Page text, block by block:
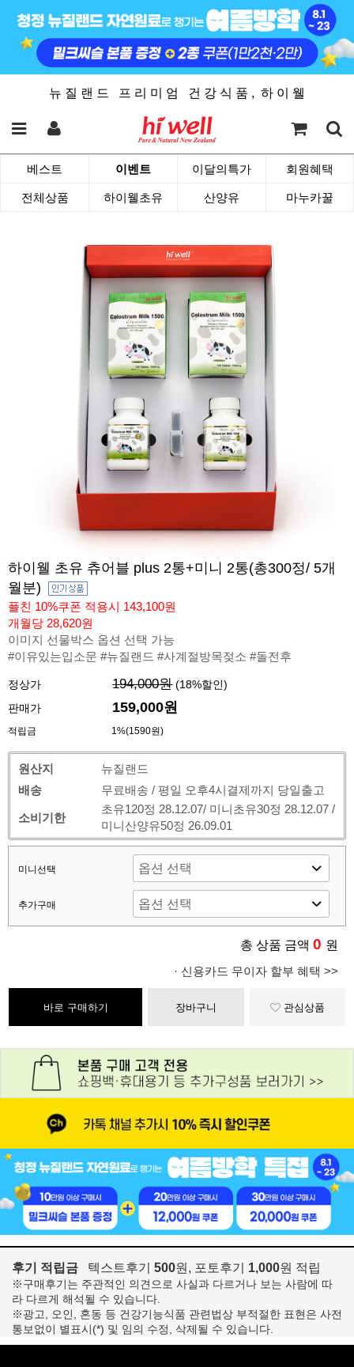
뉴 질 랜 드 프 리 미 엄 건 강 식 품 , 하 이 웰
베스트 이벤트 이달의특가 회원혜택
전체상품 하이웰초유 산양유 마누카꿀
하이웰 초유 츄어블 plus 2통+미니 2통(총300정/ 5개
월분)
플친 10%쿠폰 적용시 143,100원
개월당 28,620원
이미지 선물박스 옵션 선택 가능
#이유있는입소문 #뉴질랜드 #사계절방목젖소 #돌전후
정상가 194,000원 (18%할인)
판매가
159,000원
적립금 1%(1590원)
원산지
뉴질랜드
배송
무료배송 / 평일 오후4시결제까지 당일출고
소비기한
초유120정 28.12.07/ 미니초유30정 28.12.07 /
미니산양유50정 26.09.01
미니선택
추가구매
총 상품 금액 0 원
· 신용카드 무이자 할부 혜택 >>
바로 구매하기 장바구니 관심상품
후기 적립금 텍스트후기 500원, 포토후기 1,000원 적립
※구매후기는 주관적인 의견으로 사실과 다르거나 보는 사람에 따
라 다르게 해석될 수 있습니다.
※광고, 오인, 혼동 등 건강기능식품 관련법상 부적절한 표현은 사전
통보없이 별표시(*) 및 임의 수정, 삭제될 수 있습니다.